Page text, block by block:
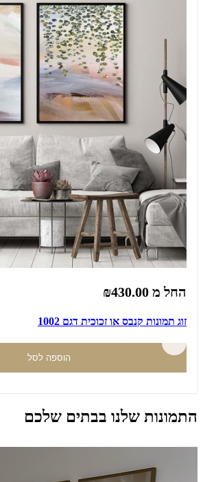
החל מ ₪430.00
זוג תמונות קנבס או זכוכית דגם 1002
הוספה לסל
התמונות שלנו בבתים שלכם